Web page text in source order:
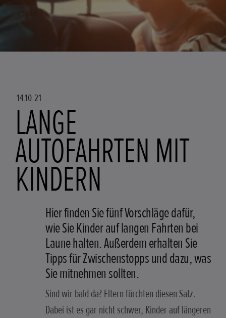
14.10.21
LANGE
AUTOFAHRTEN MIT
KINDERN
Hier finden Sie fünf Vorschläge dafür,
wie Sie Kinder auf langen Fahrten bei
Laune halten. Außerdem erhalten Sie
Tipps für Zwischenstopps und dazu, was
Sie mitnehmen sollten.
Sind wir bald da? Eltern fürchten diesen Satz.
Dabei ist es gar nicht schwer, Kinder auf längeren